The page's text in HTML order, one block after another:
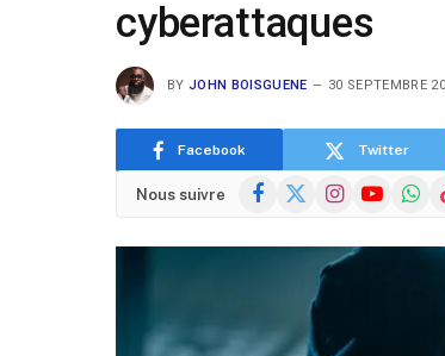
cyberattaques
BY JOHN BOISGUENE 30 SEPTEMBRE
Facebook Twitter
Nous suivre Facebook
X
InstagramYouTube